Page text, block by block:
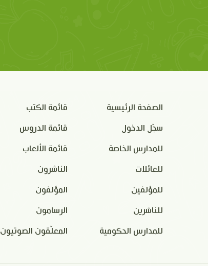
الصفحة الرئيسية
سجّل الدخول
للمدارس الخاصة
للعائلات
للمؤلفين
للناشرين
للمدارس الحكومية
قائمة الكتب
قائمة الدروس
قائمة الألعاب
الناشرون
المؤلفون
الرسامون
المعلّقون الصوتيون